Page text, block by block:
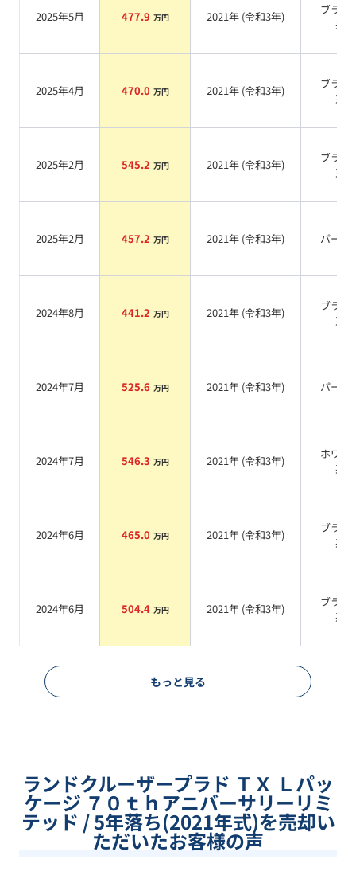
2025年5月 477.9 万円 2021年 (令和3年)
ブラッ
系
2025年4月 470.0 万円 2021年 (令和3年)
ブラッ
系
2025年2月 545.2 万円 2021年 (令和3年)
ブラッ
系
2025年2月 457.2 万円 2021年 (令和3年) パール
2024年8月 441.2 万円 2021年 (令和3年)
ブラッ
系
2024年7月 525.6 万円 2021年 (令和3年) パール
2024年7月 546.3 万円 2021年 (令和3年)
ホワイ
系
2024年6月 465.0 万円 2021年 (令和3年)
ブラッ
系
2024年6月 504.4 万円 2021年 (令和3年)
ブラッ
系
もっと見る
ランドクルーザープラド ＴＸ Ｌパッ
ケージ ７０ｔｈアニバーサリーリミ
テッド / 5年落ち(2021年式)を売却い
ただいたお客様の声